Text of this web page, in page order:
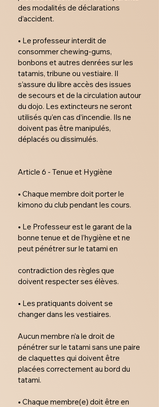
des modalités de déclarations
d’accident.
• Le professeur interdit de
consommer chewing-gums,
bonbons et autres denrées sur les
tatamis, tribune ou vestiaire. Il
s’assure du libre accès des issues
de secours et de la circulation autour
du dojo. Les extincteurs ne seront
utilisés qu’en cas d’incendie. Ils ne
doivent pas être manipulés,
déplacés ou dissimulés.
Article 6 - Tenue et Hygiène
• Chaque membre doit porter le
kimono du club pendant les cours.
• Le Professeur est le garant de la
bonne tenue et de l’hygiène et ne
peut pénétrer sur le tatami en
contradiction des règles que
doivent respecter ses élèves.
• Les pratiquants doivent se
changer dans les vestiaires.
Aucun membre n’a le droit de
pénétrer sur le tatami sans une paire
de claquettes qui doivent être
placées correctement au bord du
tatami.
• Chaque membre(e) doit être en